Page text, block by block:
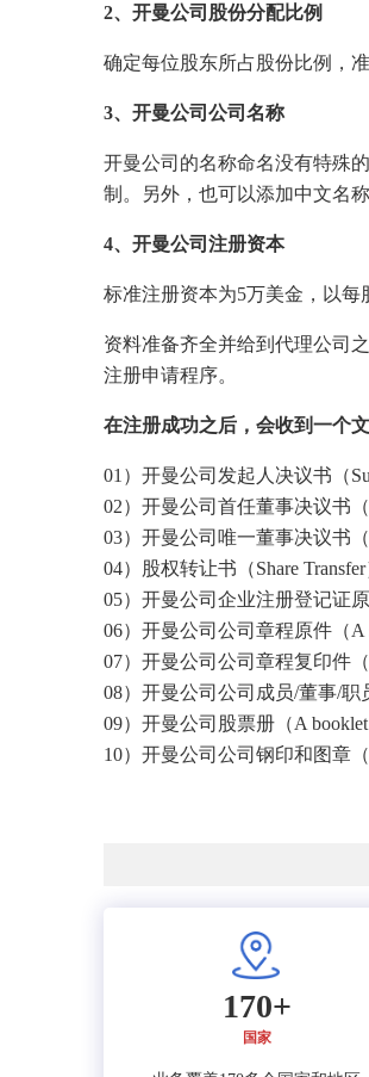
2、开曼公司股份分配比例
确定每位股东所占股份比例，
3、开曼公司公司名称
开曼公司的名称命名没有特殊
制。另外，也可以添加中文名
4、开曼公司注册资本
标准注册资本为5万美金，以每
资料准备齐全并给到代理公司
注册申请程序。
在注册成功之后，会收到一个
01）开曼公司发起人决议书（
02）开曼公司首任董事决议书（
03）开曼公司唯一董事决议书（
04）股权转让书（Share Transfer
05）开曼公司企业注册登记证原
06）开曼公司公司章程原件（A
07）开曼公司公司章程复印件（
08）开曼公司公司成员/董事/职
09）开曼公司股票册（A booklet
10）开曼公司公司钢印和图章（
170+
国家